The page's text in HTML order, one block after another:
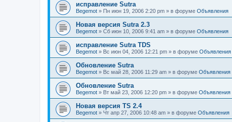
исправление Sutra
Begemot » Пн июн 19, 2006 2:20 pm » в форуме Объявления
Новая версия Sutra 2.3
Begemot » Сб июн 10, 2006 9:41 am » в форуме Объявления
исправление Sutra TDS
Begemot » Вс июн 04, 2006 12:21 pm » в форуме Объявления
Обновление Sutra
Begemot » Вс май 28, 2006 11:29 am » в форуме Объявления
Обновление Sutra
Begemot » Вт май 23, 2006 12:20 pm » в форуме Объявления
Новая версия TS 2.4
Begemot » Чт апр 27, 2006 10:48 am » в форуме Объявления